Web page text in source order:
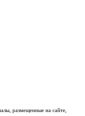
размещенные на сайте,